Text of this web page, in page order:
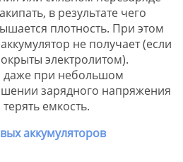
в результате чего
плотность. При этом
не получает (если
электролитом).
даже при небольшом
зарядного напряжения
емкость.